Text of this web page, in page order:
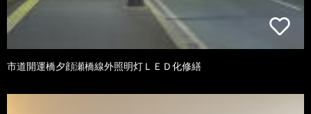
市道開運橋夕顔瀬橋線外照明灯ＬＥＤ化修繕